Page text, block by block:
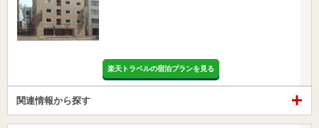
楽天トラベルの宿泊プランを見る
関連情報から探す